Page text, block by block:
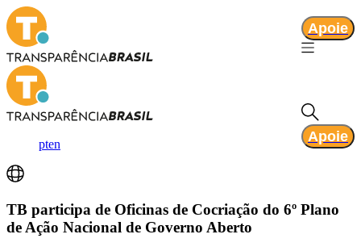
Apoie
pten Apoie
TB participa de Oficinas de Cocriação do 6º Plano
de Ação Nacional de Governo Aberto